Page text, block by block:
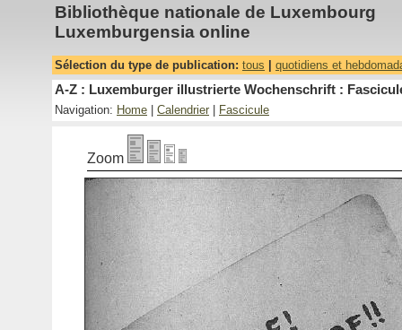
Bibliothèque nationale de Luxembourg
Luxemburgensia online
Sélection du type de publication: tous quotidiens et
A-Z : Luxemburger illustrierte Wochenschrift :
Navigation: Home Calendrier Fascicule
Zoom